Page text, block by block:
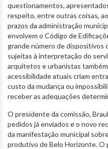
questionamentos,
respeito, entre outras coisas,
prazos da administração
envolvem o Código de
grande número de dispositivos
sujeitas à interpretação do
arquitetos e urbanistas
acessibilidade atuais criam
custo da mudança ou
receber as adequações
O presidente da comissão,
pedidos já enviados e o novo
da manifestação municipal
produtivo de Belo Horizonte. O